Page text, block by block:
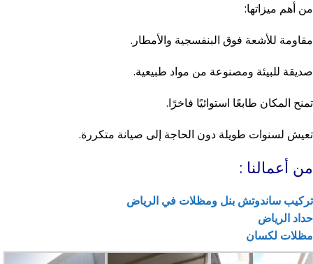
من أهم ميزاتها:
مقاومة للأشعة فوق البنفسجية والأمطار.
صديقة للبيئة ومصنوعة من مواد طبيعية.
تمنح المكان طابعًا استوائيًا فاخرًا.
تعيش لسنوات طويلة دون الحاجة إلى صيانة متكررة.
من أعمالنا :
تركيب ساندوتش بنل ومظلات في الرياض
حداد الرياض
مظلات لكسان